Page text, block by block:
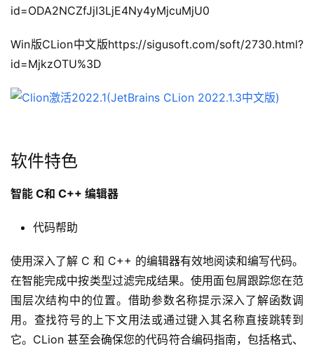
id=ODA2NCZfJjI3LjE4Ny4yMjcuMjU0
Win版CLion中文版https://sigusoft.com/soft/2730.html?
id=MjkzOTU%3D
软件特色
智能 C和 C++ 编辑器
代码帮助
使用深入了解 C 和 C++ 的编辑器有效地阅读和编写代码。
在智能完成中按类型过滤完成结果。使用面包屑跟踪您在范
围层次结构中的位置。借助参数名称提示深入了解函数调
用。查找符号的上下文用法或通过键入其名称直接跳转到
它。CLion 甚至会确保您的代码符合编码指南，包括格式、